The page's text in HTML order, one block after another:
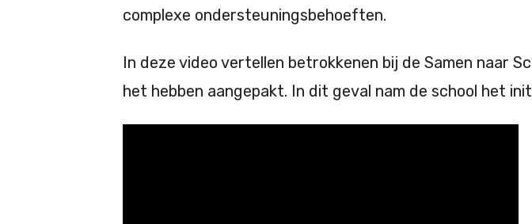
complexe ondersteuningsbehoeften.
In deze video vertellen betrokkenen bij de Samen naar
het hebben aangepakt. In dit geval nam de school het